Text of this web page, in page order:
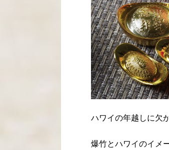
ハワイの年越しに欠
爆竹とハワイのイメ